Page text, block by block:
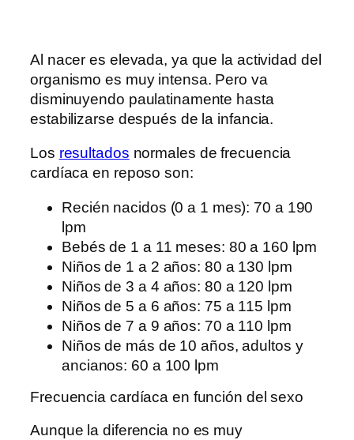
Al nacer es elevada, ya que la actividad del
organismo es muy intensa. Pero va
disminuyendo paulatinamente hasta
estabilizarse después de la infancia.
Los resultados normales de frecuencia
cardíaca en reposo son:
Recién nacidos (0 a 1 mes): 70 a 190
lpm
Bebés de 1 a 11 meses: 80 a 160 lpm
Niños de 1 a 2 años: 80 a 130 lpm
Niños de 3 a 4 años: 80 a 120 lpm
Niños de 5 a 6 años: 75 a 115 lpm
Niños de 7 a 9 años: 70 a 110 lpm
Niños de más de 10 años, adultos y
ancianos: 60 a 100 lpm
Frecuencia cardíaca en función del sexo
Aunque la diferencia no es muy